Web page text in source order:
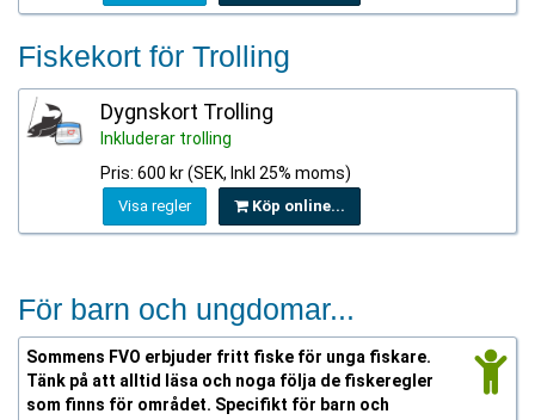
Fiskekort för Trolling
Dygnskort Trolling
Inkluderar trolling
Pris: 600 kr (SEK, Inkl 25% moms)
Visa regler Köp online...
För barn och ungdomar...
Sommens FVO erbjuder fritt fiske för unga fiskare.
Tänk på att alltid läsa och noga följa de fiskeregler
som finns för området. Specifikt för barn och